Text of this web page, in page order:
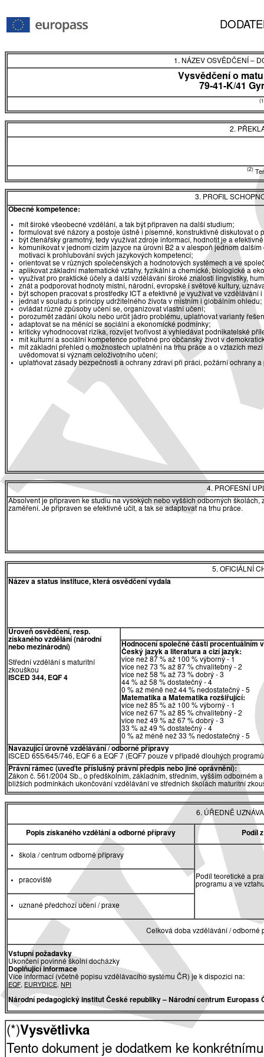
1. NÁZEV OSVĚDČENÍ –
Vysvědčení o
79-41-K/41
2.
(2)
3. PROFIL
Obecné kompetence:
mít široké všeobecné vzdělání, a tak být připraven na další studium;
formulovat své názory a postoje ústně i písemně, konstruktivně diskutovat o
být čtenářsky gramotný, tedy využívat zdroje informací, hodnotit je a
komunikovat v jednom cizím jazyce na úrovni B2 a v alespoň jednom
motivaci k prohlubování svých jazykových kompetencí;
orientovat se v různých společenských a hodnotových systémech a ve
aplikovat základní matematické vztahy, fyzikální a chemické, biologické a
využívat pro praktické účely a další vzdělávání široké znalosti lingvistiky,
znát a podporovat hodnoty místní, národní, evropské i světové kultury,
být schopen pracovat s prostředky ICT a efektivně je využívat ve vzdělávání
jednat v souladu s principy udržitelného života v místním i globálním ohledu;
ovládat různé způsoby učení se, organizovat vlastní učení;
porozumět zadání úkolu nebo určit jádro problému, uplatňovat varianty
adaptovat se na měnící se sociální a ekonomické podmínky;
kriticky vyhodnocovat rizika, rozvíjet tvořivost a vyhledávat podnikatelské
mít kulturní a sociální kompetence potřebné pro občanský život v
mít základní přehled o možnostech uplatnění na trhu práce a o vztazích
uvědomovat si význam celoživotního učení;
uplatňovat zásady bezpečnosti a ochrany zdraví při práci, požární ochrany
4. PROFESNÍ
Absolvent je připraven ke studiu na vysokých nebo vyšších odborných
zaměření. Je připraven se efektivně učit, a tak se adaptovat na trhu práce.
5. OFICIÁLNÍ
Název a status instituce, která osvědčení vydala
Úroveň osvědčení, resp.
získaného vzdělání (národní
nebo mezinárodní)
Střední vzdělání s maturitní
zkouškou
ISCED 344, EQF 4
Hodnocení společné části procentuálním
Český jazyk a literatura a cizí jazyk:
více než 87 % až 100 % výborný - 1
více než 73 % až 87 % chvalitebný - 2
více než 58 % až 73 % dobrý - 3
44 % až 58 % dostatečný - 4
0 % až méně než 44 % nedostatečný - 5
Matematika a Matematika rozšiřující:
více než 85 % až 100 % výborný - 1
více než 67 % až 85 % chvalitebný - 2
více než 49 % až 67 % dobrý - 3
33 % až 49 % dostatečný - 4
0 % až méně než 33 % nedostatečný - 5
Navazující úrovně vzdělávání / odborné přípravy
ISCED 655/645/746, EQF 6 a EQF 7 (EQF7 pouze v případě dlouhých
Právní rámec (uveďte příslušný právní předpis nebo jiné oprávnění):
Zákon č. 561/2004 Sb., o předškolním, základním, středním, vyšším
bližších podmínkách ukončování vzdělávání ve středních školách maturitní
6. ÚŘEDNĚ
Popis získaného vzdělání a odborné přípravy Podíl
škola / centrum odborné přípravy
Podíl teoretické a
programu a ve
pracoviště
uznané předchozí učení / praxe
Celková doba vzdělávání /
Vstupní požadavky
Ukončení povinné školní docházky
Doplňující informace
Více informací (včetně popisu vzdělávacího systému ČR) je k dispozici na:
EQF, EURYDICE, NPI
Národní pedagogický institut České republiky– Národní centrum Europass
(*)Vysvětlivka
Tento dokument je dodatkem ke